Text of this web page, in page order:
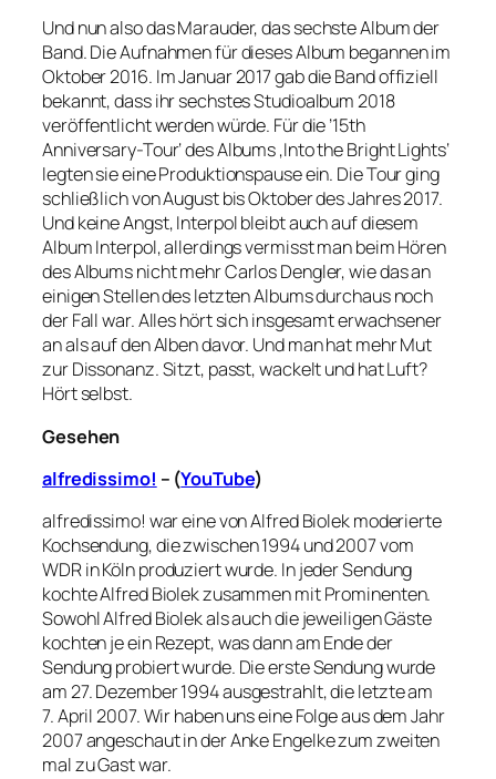
Und nun also das Marauder, das sechste Album der
Band. Die Aufnahmen für dieses Album begannen im
Oktober 2016. Im Januar 2017 gab die Band offiziell
bekannt, dass ihr sechstes Studioalbum 2018
veröffentlicht werden würde. Für die ’15th
Anniversary-Tour‘ des Albums ‚Into the Bright Lights‘
legten sie eine Produktionspause ein. Die Tour ging
schließlich von August bis Oktober des Jahres 2017.
Und keine Angst, Interpol bleibt auch auf diesem
Album Interpol, allerdings vermisst man beim Hören
des Albums nicht mehr Carlos Dengler, wie das an
einigen Stellen des letzten Albums durchaus noch
der Fall war. Alles hört sich insgesamt erwachsener
an als auf den Alben davor. Und man hat mehr Mut
zur Dissonanz. Sitzt, passt, wackelt und hat Luft?
Hört selbst.
Gesehen
alfredissimo! – (YouTube)
alfredissimo! war eine von Alfred Biolek moderierte
Kochsendung, die zwischen 1994 und 2007 vom
WDR in Köln produziert wurde. In jeder Sendung
kochte Alfred Biolek zusammen mit Prominenten.
Sowohl Alfred Biolek als auch die jeweiligen Gäste
kochten je ein Rezept, was dann am Ende der
Sendung probiert wurde. Die erste Sendung wurde
am 27. Dezember 1994 ausgestrahlt, die letzte am
7. April 2007. Wir haben uns eine Folge aus dem Jahr
2007 angeschaut in der Anke Engelke zum zweiten
mal zu Gast war.